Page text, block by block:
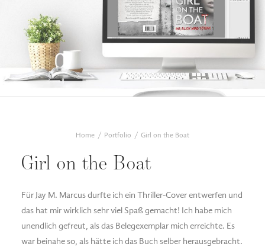
Home Portfolio Girl on the Boat
Girl on the Boat
Für Jay M. Marcus durfte ich ein Thriller-Cover entwerfen und
das hat mir wirklich sehr viel Spaß gemacht! Ich habe mich
unendlich gefreut, als das Belegexemplar mich erreichte. Es
war beinahe so, als hätte ich das Buch selber herausgebracht.